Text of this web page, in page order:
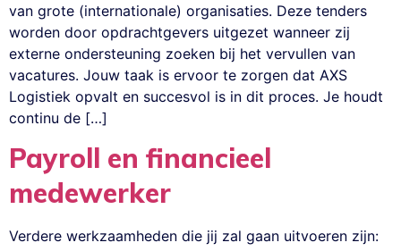
van grote (internationale) organisaties. Deze tenders
worden door opdrachtgevers uitgezet wanneer zij
externe ondersteuning zoeken bij het vervullen van
vacatures. Jouw taak is ervoor te zorgen dat AXS
Logistiek opvalt en succesvol is in dit proces. Je houdt
continu de […]
Payroll en financieel
medewerker
Verdere werkzaamheden die jij zal gaan uitvoeren zijn: